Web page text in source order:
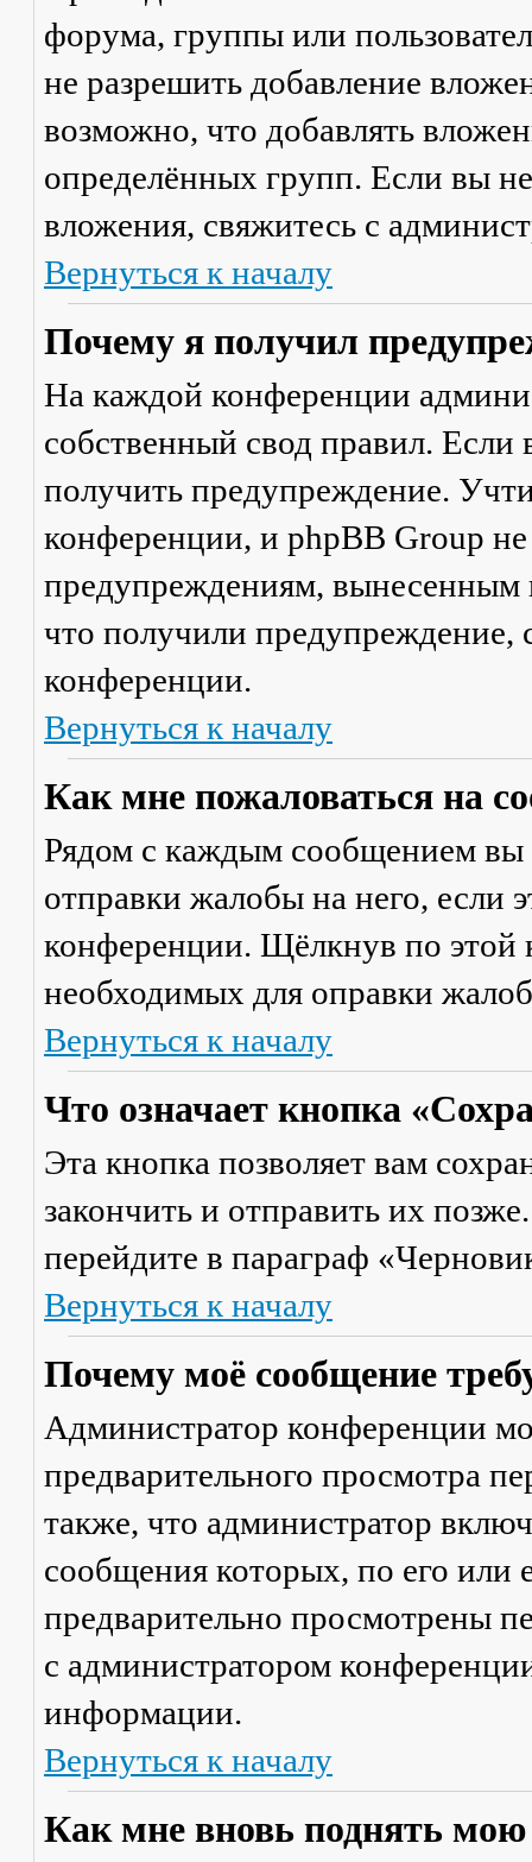
форума, группы или
не разрешить добавление
возможно, что добавлять
определённых групп. Если вы
вложения, свяжитесь с
Вернуться к началу
Почему я получил
На каждой конференции
собственный свод правил.
получить предупреждение.
конференции, и phpBB Group
предупреждениям, вынесенным
что получили предупреждение,
конференции.
Вернуться к началу
Как мне пожаловаться на
Рядом с каждым сообщением вы
отправки жалобы на него, если
конференции. Щёлкнув по этой
необходимых для оправки
Вернуться к началу
Что означает кнопка
Эта кнопка позволяет вам
закончить и отправить их
перейдите в параграф
Вернуться к началу
Почему моё сообщение
Администратор конференции
предварительного просмотра
также, что администратор
сообщения которых, по его
предварительно просмотрены
с администратором
информации.
Вернуться к началу
Как мне вновь поднять мою